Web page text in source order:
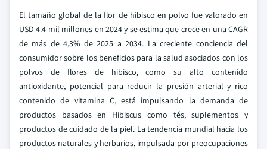
El tamaño global de la flor de hibisco en polvo fue valorado en
USD 4.4 mil millones en 2024 y se estima que crece en una CAGR
de más de 4,3% de 2025 a 2034. La creciente conciencia del
consumidor sobre los beneficios para la salud asociados con los
polvos de flores de hibisco, como su alto contenido
antioxidante, potencial para reducir la presión arterial y rico
contenido de vitamina C, está impulsando la demanda de
productos basados en Hibiscus como tés, suplementos y
productos de cuidado de la piel. La tendencia mundial hacia los
productos naturales y herbarios, impulsada por preocupaciones